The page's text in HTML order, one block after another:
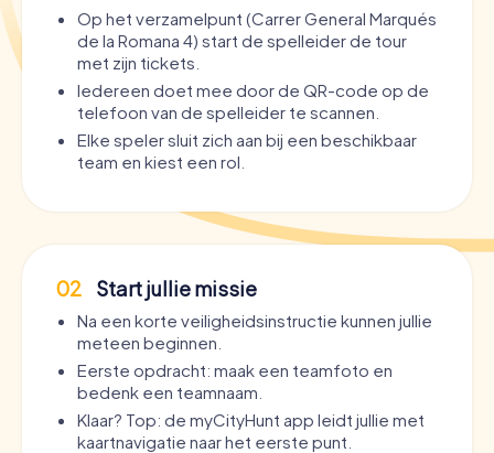
Op het verzamelpunt (Carrer General Marqués
de la Romana 4) start de spelleider de tour
met zijn tickets.
Iedereen doet mee door de QR-code op de
telefoon van de spelleider te scannen.
Elke speler sluit zich aan bij een beschikbaar
team en kiest een rol.
02 Start jullie missie
Na een korte veiligheidsinstructie kunnen jullie
meteen beginnen.
Eerste opdracht: maak een teamfoto en
bedenk een teamnaam.
Klaar? Top: de myCityHunt app leidt jullie met
kaartnavigatie naar het eerste punt.